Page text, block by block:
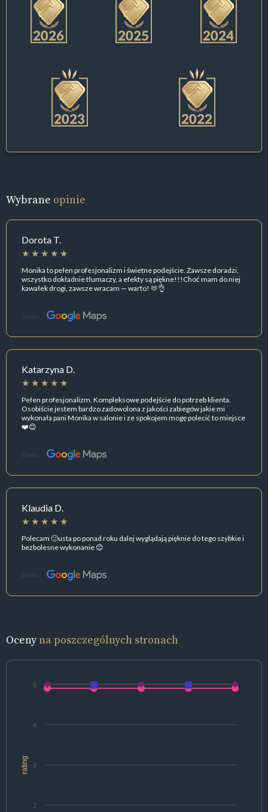
Wybrane opinie
Dorota T.
Monika to pełen profesjonalizm i świetne podejście. Zawsze doradzi,
wszystko dokładnie tłumaczy, a efekty są piękne!!!Choć mam do niej
kawałek drogi, zawsze wracam — warto! 🫶👌
Źródło:
Katarzyna D.
Pełen profesjonalizm. Kompleksowe podejście do potrzeb klienta.
Osobiście jestem bardzo zadowolona z jakości zabiegów jakie mi
wykonała pani Monika w salonie i ze spokojem mogę polecić to miejsce
❤️😊
Źródło:
Klaudia D.
Polecam 🙂usta po ponad roku dalej wyglądają pięknie do tego szybkie i
bezbolesne wykonanie 😊
Źródło:
Ocenyna poszczególnych stronach
rating
2
3
4
5